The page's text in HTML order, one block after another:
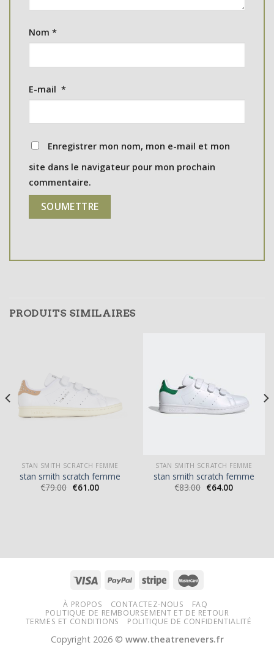
Nom *
E-mail *
Enregistrer mon nom, mon e-mail et mon
site dans le navigateur pour mon prochain
commentaire.
PRODUITS SIMILAIRES
STAN SMITH SCRATCH FEMME
stan smith scratch femme
€79.00 €61.00
STAN SMITH SCRATCH FEMME
stan smith scratch femme
€83.00 €64.00
À PROPOS CONTACTEZ-NOUS
FAQ
POLITIQUE DE REMBOURSEMENT ET DE RETOUR
TERMES ET CONDITIONS
POLITIQUE DE CONFIDENTIALITÉ
Copyright 2026 © www.theatrenevers.fr